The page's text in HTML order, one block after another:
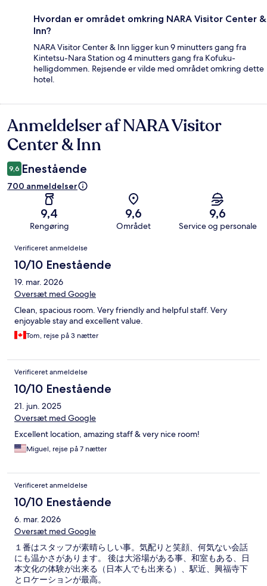
Hvordan er området omkring NARA Visitor Center &
Inn?
NARA Visitor Center & Inn ligger kun 9 minutters gang fra
Kintetsu-Nara Station og 4 minutters gang fra Kofuku-
helligdommen. Rejsende er vilde med området omkring dette
hotel.
Anmeldelser
Anmeldelser af NARA Visitor
Center & Inn
9,6 Enestående
700 anmeldelser
9,4
Rengøring
9,6
Området
9,6
Service og personale
Anmeldelser
Verificeret anmeldelse
10/10 Enestående
19. mar. 2026
Oversæt med Google
Clean, spacious room. Very friendly and helpful staff. Very
enjoyable stay and excellent value.
Tom, rejse på 3 nætter
Verificeret anmeldelse
10/10 Enestående
21. jun. 2025
Oversæt med Google
Excellent location, amazing staff & very nice room!
Miguel, rejse på 7 nætter
Verificeret anmeldelse
10/10 Enestående
6. mar. 2026
Oversæt med Google
１番はスタッフが素晴らしい事。気配りと笑顔、何気ない会話
にも温かさがあります。 後は大浴場がある事、和室もある、日
本文化の体験が出来る（日本人でも出来る）、駅近、興福寺下
とロケーションが最高。